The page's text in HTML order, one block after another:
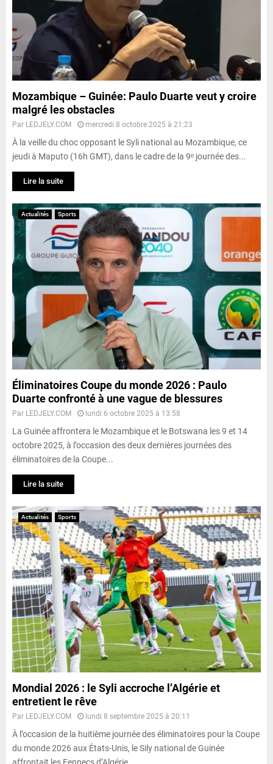
Mozambique – Guinée: Paulo Duarte veut y croire
malgré les obstacles
Par LEDJELY.COM mercredi 8 octobre 2025 à 21:23
À la veille du choc opposant le Syli national au Mozambique, ce
jeudi à Maputo (16h GMT), dans le cadre de la 9ᵉ journée des...
Lire la suite
Actualités Sports
Éliminatoires Coupe du monde 2026 : Paulo
Duarte confronté à une vague de blessures
Par LEDJELY.COM lundi 6 octobre 2025 à 13:58
La Guinée affrontera le Mozambique et le Botswana les 9 et 14
octobre 2025, à l’occasion des deux dernières journées des
éliminatoires de la Coupe...
Lire la suite
Actualités Sports
Mondial 2026 : le Syli accroche l’Algérie et
entretient le rêve
Par LEDJELY.COM lundi 8 septembre 2025 à 20:11
À l’occasion de la huitième journée des éliminatoires pour la Coupe
du monde 2026 aux États-Unis, le Sily national de Guinée